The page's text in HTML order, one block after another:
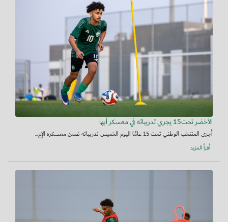
الأخضر تحت15 يجري تدريباته في معسكر أبها
أجرى المنتخب الوطني تحت 15 عامًا اليوم الخميس تدريباته ضمن معسكره الإع...
أقرأ المزيد